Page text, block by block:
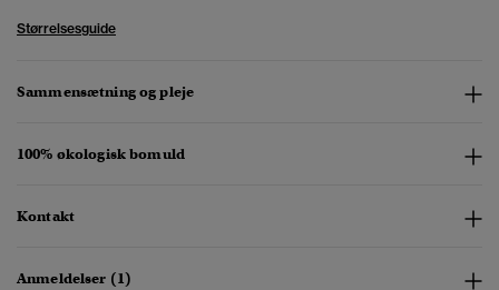
Størrelsesguide
Sammensætning og pleje
100% økologisk bomuld
Kontakt
Anmeldelser (1)